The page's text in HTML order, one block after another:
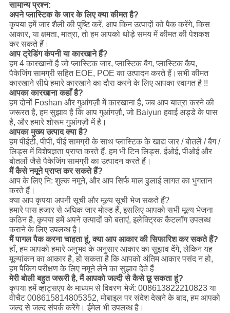
सामान्य प्रश्न:
अपने प्लास्टिक के जार के लिए क्या कीमत है?
कृपया हमें जार शैली की पुष्टि करें, आप किन उत्पादों को पैक करेंगे, किस
आकार, या क्षमता, मात्रा, तो हम आपको थोड़े समय में कीमत की पेशकश
कर सकते हैं।
आप ट्रेडिंग कंपनी या कारखाने हैं?
हम 4 कारखानों है जो प्लास्टिक जार, प्लास्टिक बैग, प्लास्टिक कैप,
पैकेजिंग सामग्री सहित EOE, POE का उत्पादन करते हैं।सभी कीमत
कारखाने सीधे हमारे कारखाने का दौरा करने के लिए आपका स्वागत है !!
आपका कारखाना कहाँ है?
हम दोनों Foshan और गुआंगज़ौ में कारखाना है, जब आप यात्रा करने की
जरूरत है, हम सुझाव है कि आप गुआंगज़ौ, जो Baiyun हवाई अड्डे के पास
है, और हमारे शोरूम गुआंगज़ौ में है।
आपका मुख्य उत्पाद क्या है?
हम पीईटी, पीपी, पीई सामग्री के साथ प्लास्टिक के खाद्य जार / बोतलें / बैग /
लिड्स में विशेषज्ञता प्राप्त करते हैं, हम भी टिन लिड्स, ईओई, पीओई और
बोतलों जैसे पैकेजिंग सामग्री का उत्पादन करते हैं।
मैं कैसे नमूने प्राप्त कर सकते हैं?
आप के लिए नि: शुल्क नमूने, और आप सिर्फ माल ढुलाई लागत का भुगतान
करते हैं।
क्या आप कृपया अपनी सूची और मूल्य सूची भेज सकते हैं?
हमारे पास हजार से अधिक जार मोल्ड हैं, इसलिए आपको सभी मूल्य भेजना
कठिन है, कृपया हमें अपने उत्पादों को बताएं, इलेक्ट्रिक कैटलॉग उपलब्ध
कराने के लिए उपलब्ध है।
मैं पागल पैक करना चाहता हूं, क्या आप आकार की सिफारिश कर सकते हैं?
हाँ, हम आपको हमारे अनुभव के अनुसार आकार का सुझाव देंगे, लेकिन यह
मूल्यांकन का आकार है, हो सकता है कि आपको अंतिम आकार पसंद न हो,
हम पैकिंग परीक्षण के लिए नमूने लेने का सुझाव देते हैं
मेरी बोली बहुत जरूरी है, मैं आपको जल्दी से कैसे छू सकता हूं?
कृपया हमें व्हाट्सएप के माध्यम से विवरण भेजें: 008613822210823 या
वीचैट 008615814805352, मोबाइल पर संदेश देखने के बाद, हम आपको
जल्द से जल्द संपर्क करेंगे। ईमेल भी उपलब्ध है।